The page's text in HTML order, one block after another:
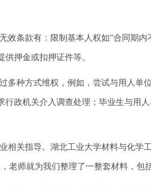
效条款有：限制基本人权如“合同期
供押金或扣押证件等。
多种方式维权，例如，尝试与用人单
行政机关介入调查处理；毕业生与用
相关指导。湖北工业大学材料与化学
老师就为我们整理了一整套材料，